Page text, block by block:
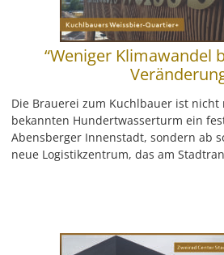
KONTAKT
JOBS & KARRIERE
“Weniger Klimawandel
Die Brauerei zum Kuchlbauer ist
bekannten Hundertwasserturm ein
Abensberger Innenstadt, sondern ab
neue Logistikzentrum, das am